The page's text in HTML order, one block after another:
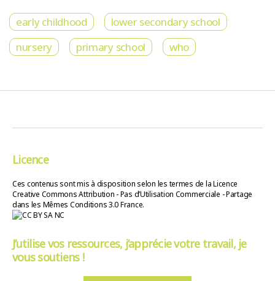
early childhood
lower secondary school
nursery
primary school who
Licence
Ces contenus sont mis à disposition selon les termes de la Licence
Creative Commons Attribution - Pas d’Utilisation Commerciale - Partage
dans les Mêmes Conditions 3.0 France.
J’utilise vos ressources, j’apprécie votre travail, je
vous soutiens !